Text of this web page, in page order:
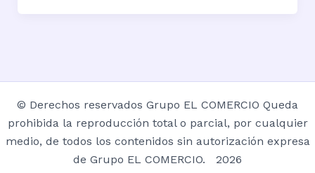
© Derechos reservados Grupo EL COMERCIO Queda
prohibida la reproducción total o parcial, por cualquier
medio, de todos los contenidos sin autorización expresa
de Grupo EL COMERCIO. 2026